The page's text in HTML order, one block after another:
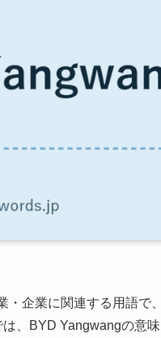
・企業に関連する用語で
、BYD Yangwangの意